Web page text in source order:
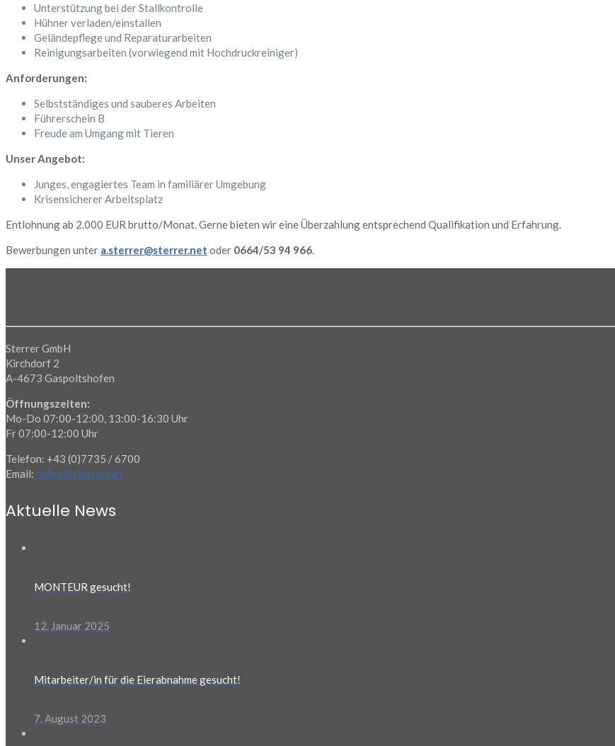
Unterstützung bei der Stallkontrolle
Hühner verladen/einstallen
Geländepflege und Reparaturarbeiten
Reinigungsarbeiten (vorwiegend mit Hochdruckreiniger)
Anforderungen:
Selbstständiges und sauberes Arbeiten
Führerschein B
Freude am Umgang mit Tieren
Unser Angebot:
Junges, engagiertes Team in familiärer Umgebung
Krisensicherer Arbeitsplatz
Entlohnung ab 2.000 EUR brutto/Monat. Gerne bieten wir eine Überzahlung entsprechend Qualifikation und Erfahrung.
Bewerbungen unter a.sterrer@sterrer.net oder 0664/53 94 966.
Sterrer GmbH
Kirchdorf 2
A-4673 Gaspoltshofen
Öffnungszeiten:
Mo-Do 07:00-12:00, 13:00-16:30 Uhr
Fr 07:00-12:00 Uhr
Telefon: +43 (0)7735 / 6700
Email: office@sterrer.net
Aktuelle News
MONTEUR gesucht!
12. Januar 2025
Mitarbeiter/in für die Eierabnahme gesucht!
7. August 2023